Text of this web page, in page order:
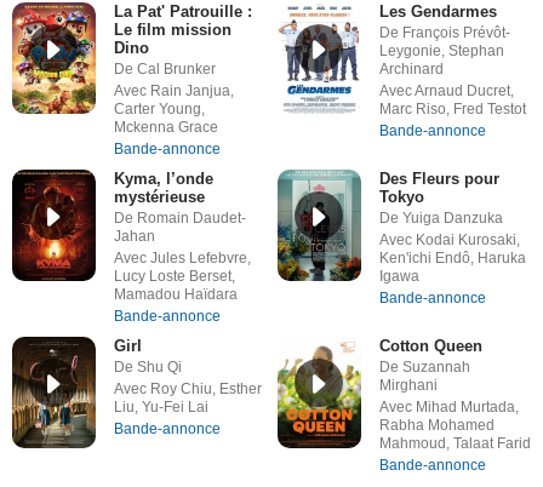
La Pat' Patrouille :
Le film mission
Dino
De Cal Brunker
Avec Rain Janjua,
Carter Young,
Mckenna Grace
Bande-annonce
Les Gendarmes
De François Prévôt-
Leygonie, Stephan
Archinard
Avec Arnaud Ducret,
Marc Riso, Fred Testot
Bande-annonce
Kyma, l’onde
mystérieuse
De Romain Daudet-
Jahan
Avec Jules Lefebvre,
Lucy Loste Berset,
Mamadou Haïdara
Bande-annonce
Des Fleurs pour
Tokyo
De Yuiga Danzuka
Avec Kodai Kurosaki,
Ken'ichi Endô, Haruka
Igawa
Bande-annonce
Girl
De Shu Qi
Avec Roy Chiu, Esther
Liu, Yu-Fei Lai
Bande-annonce
Cotton Queen
De Suzannah
Mirghani
Avec Mihad Murtada,
Rabha Mohamed
Mahmoud, Talaat Farid
Bande-annonce